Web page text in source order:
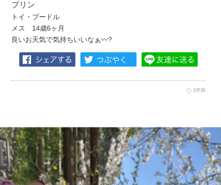
プリン
トイ・プードル
メス 14歳6ヶ月
良いお天気で気持ちいいなぁ〰️?
3年前